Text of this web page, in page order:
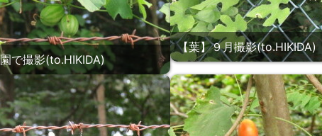
で撮影(to.HIKIDA)
【葉】９月撮影(to.HIKIDA)